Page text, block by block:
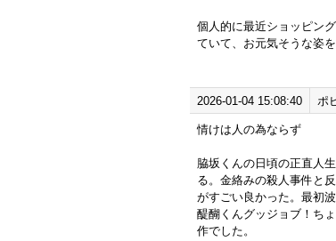
個人的に最近ショッピン
ていて、お元気そうな姿
2026-01-04 15:08:40 ポ
情けは人の為ならず
脇坂くんの日頃の正直人
る。金絡みの殺人事件と
がすごい良かった。最初
醍醐くんグッジョブ！ち
作でした。